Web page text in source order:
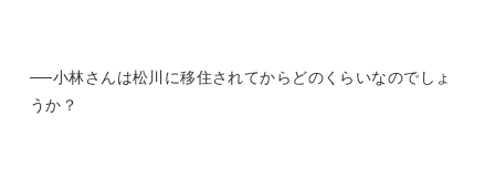
──小林さんは松川に移住されてからどのくらいなのでしょ
うか？